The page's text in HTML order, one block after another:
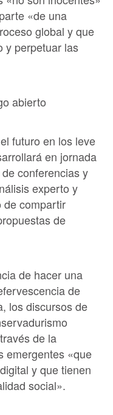
«de una
global y que
y perpetuar las
abierto
futuro en los leve
en jornada
conferencias y
experto y
de compartir
de
de hacer una
de
los discursos de
de la
emergentes «que
y que tienen
social».